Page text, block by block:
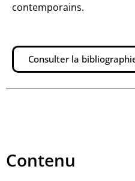
contemporains.
Consulter la
Contenu